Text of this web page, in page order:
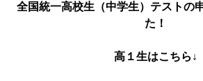
全国統一高校生（中学生）テストの
た！
高１生はこちら↓